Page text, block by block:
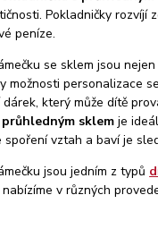
Pokladničky rozvíjí
peníze.
se sklem jsou
možnosti personalizace
který může dítě
sklem je
spoření vztah a baví je
jsou jedním z typů
v různých